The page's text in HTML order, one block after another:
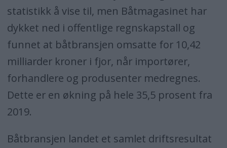
statistikk å vise til, men Båtmagasinet har
dykket ned i offentlige regnskapstall og
funnet at båtbransjen omsatte for 10,42
milliarder kroner i fjor, når importører,
forhandlere og produsenter medregnes.
Dette er en økning på hele 35,5 prosent fra
2019.
Båtbransjen landet et samlet driftsresultat